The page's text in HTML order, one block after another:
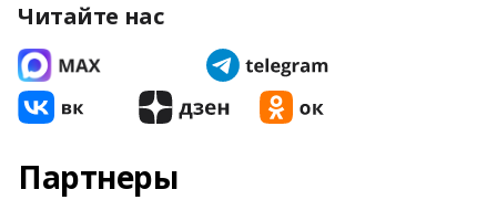
Читайте нас
Партнеры